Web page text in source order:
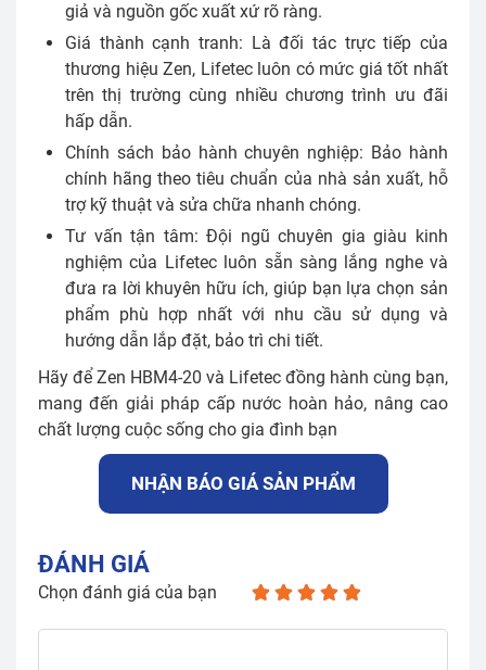
giả và nguồn gốc xuất xứ rõ ràng.
Giá thành cạnh tranh: Là đối tác trực tiếp của
thương hiệu Zen, Lifetec luôn có mức giá tốt nhất
trên thị trường cùng nhiều chương trình ưu đãi
hấp dẫn.
Chính sách bảo hành chuyên nghiệp: Bảo hành
chính hãng theo tiêu chuẩn của nhà sản xuất, hỗ
trợ kỹ thuật và sửa chữa nhanh chóng.
Tư vấn tận tâm: Đội ngũ chuyên gia giàu kinh
nghiệm của Lifetec luôn sẵn sàng lắng nghe và
đưa ra lời khuyên hữu ích, giúp bạn lựa chọn sản
phẩm phù hợp nhất với nhu cầu sử dụng và
hướng dẫn lắp đặt, bảo trì chi tiết.
Hãy để Zen HBM4-20 và Lifetec đồng hành cùng bạn,
mang đến giải pháp cấp nước hoàn hảo, nâng cao
chất lượng cuộc sống cho gia đình bạn
NHẬN BÁO GIÁ SẢN PHẨM
ĐÁNH GIÁ
Chọn đánh giá của bạn